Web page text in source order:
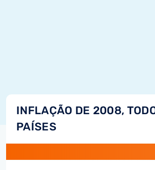
INFLAÇÃO DE 2008,
PAÍSES